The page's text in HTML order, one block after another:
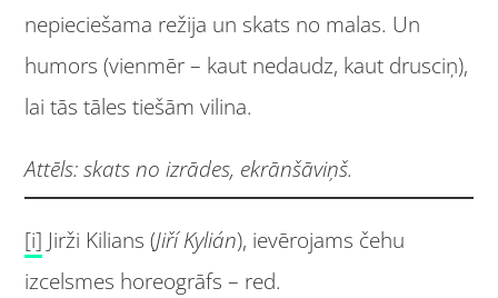
nepieciešama režija un skats no malas. Un
humors (vienmēr – kaut nedaudz, kaut drusciņ),
lai tās tāles tiešām vilina.
Attēls: skats no izrādes, ekrānšāviņš.
[i] Jirži Kilians (Jiří Kylián), ievērojams čehu
izcelsmes horeogrāfs – red.